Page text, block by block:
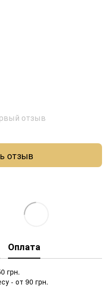
отзыв
отзыв
Оплата
грн.
- от 90 грн.